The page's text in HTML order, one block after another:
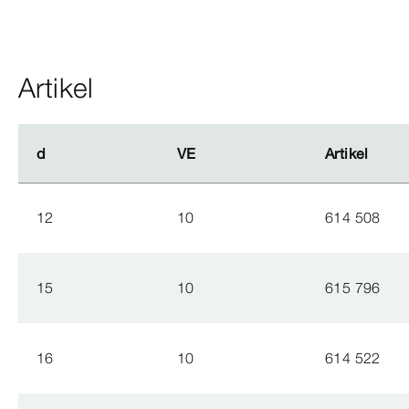
Artikel
d VE Artikel
d VE Artikel
12 10 614 508
15 10 615 796
16 10 614 522